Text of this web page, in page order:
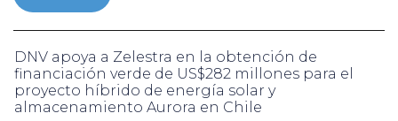
DNV apoya a Zelestra en la obtención de
financiación verde de US$282 millones para el
proyecto híbrido de energía solar y
almacenamiento Aurora en Chile